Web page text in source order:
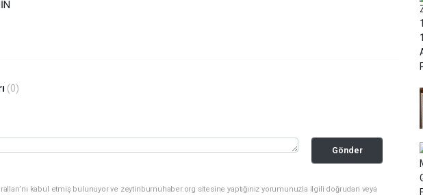
(0)
Gönder
kabul etmiş bulunuyor ve zeytinburnuhaber.org sitesine yaptığınız yorumunuzla ilgili doğrudan veya